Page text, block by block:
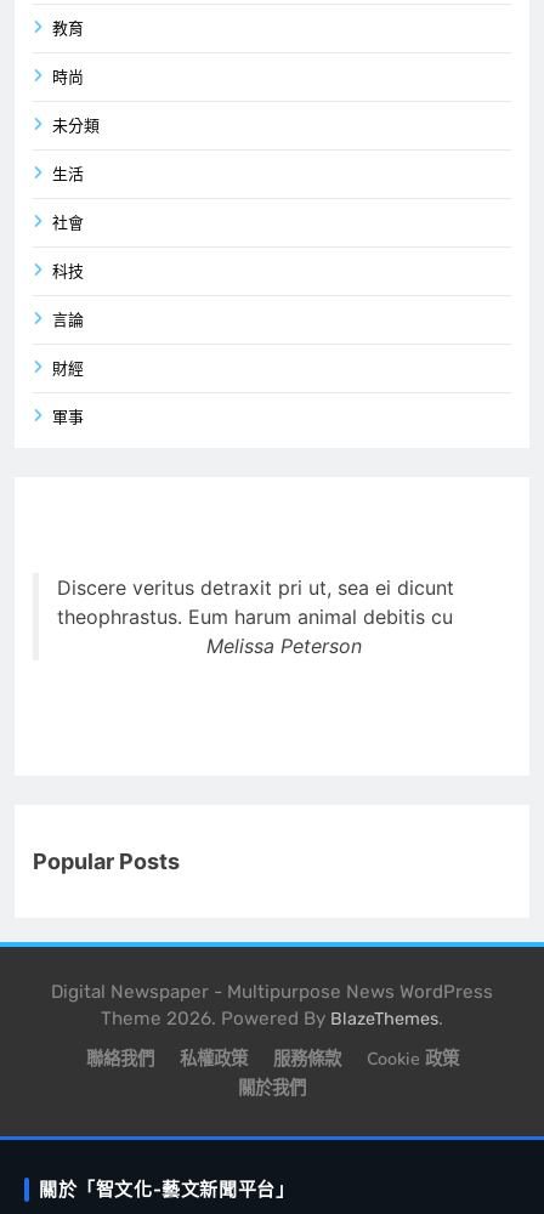
教育
時尚
未分類
生活
社會
科技
言論
財經
軍事
Discere veritus detraxit pri ut, sea ei dicunt
theophrastus. Eum harum animal debitis cu
Melissa Peterson
Popular Posts
Digital Newspaper - Multipurpose News WordPress
Theme 2026. Powered By BlazeThemes.
聯絡我們 私權政策 服務條款
Cookie 政策
關於我們
關於「智文化-藝文新聞平台」